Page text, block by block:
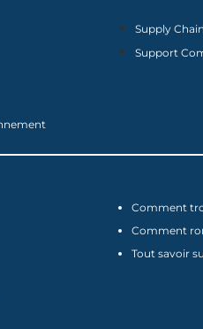
Supply Chain
Support
Comment
Comment
Tout savoir